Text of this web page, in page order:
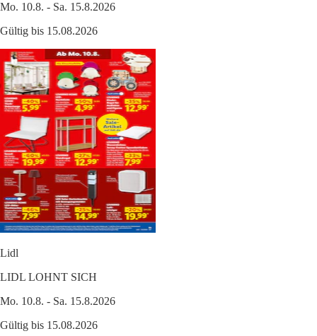
Mo. 10.8. - Sa. 15.8.2026
Gültig bis 15.08.2026
Lidl
LIDL LOHNT SICH
Mo. 10.8. - Sa. 15.8.2026
Gültig bis 15.08.2026